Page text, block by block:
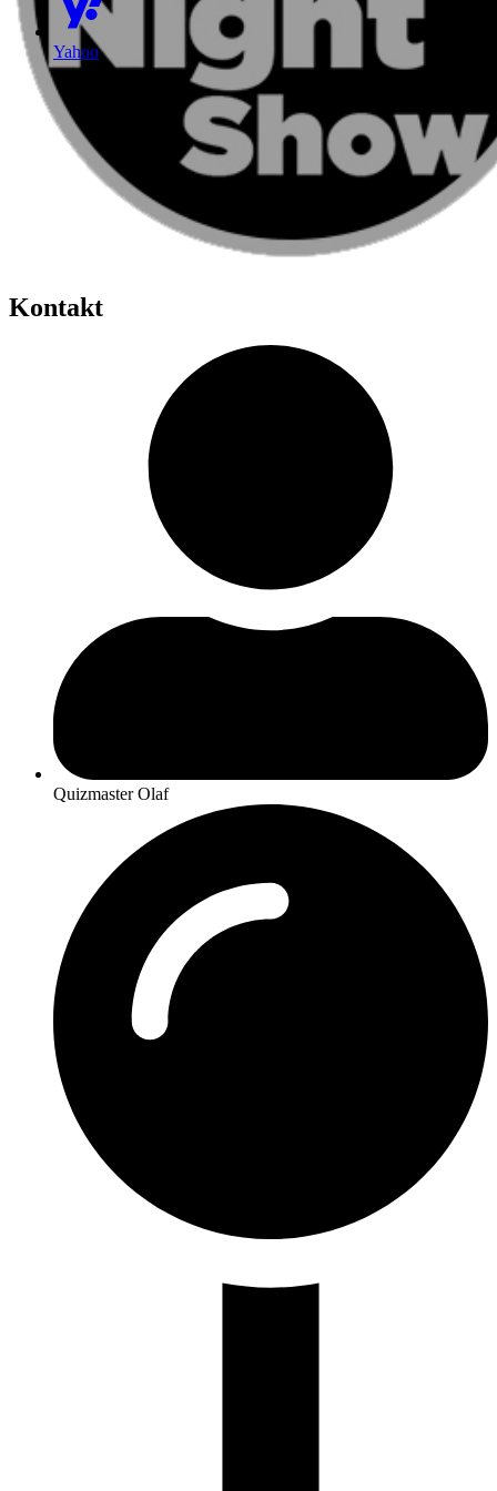
Yahoo
Kontakt
Quizmaster Olaf